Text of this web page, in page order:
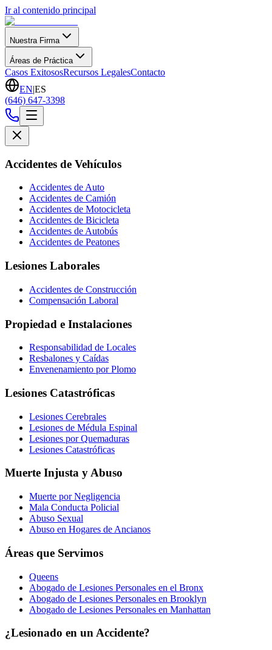
Ir al contenido principal
Nuestra Firma
Áreas de Práctica
Casos ExitososRecursos LegalesContacto
EN|ES
(646) 647-3398
Accidentes de Vehículos
Accidentes de Auto
Accidentes de Camión
Accidentes de Motocicleta
Accidentes de Bicicleta
Accidentes de Autobús
Accidentes de Peatones
Lesiones Laborales
Accidentes de Construcción
Compensación Laboral
Propiedad e Instalaciones
Responsabilidad de Locales
Resbalones y Caídas
Envenenamiento por Plomo
Lesiones Catastróficas
Lesiones Cerebrales
Lesiones de Médula Espinal
Lesiones por Quemaduras
Lesiones Catastróficas
Muerte Injusta y Abuso
Muerte por Negligencia
Mala Conducta Policial
Abuso Sexual
Abuso en Hogares de Ancianos
Áreas que Servimos
Queens
Abogado de Lesiones Personales en el Bronx
Abogado de Lesiones Personales en Brooklyn
Abogado de Lesiones Personales en Manhattan
¿Lesionado en un Accidente?